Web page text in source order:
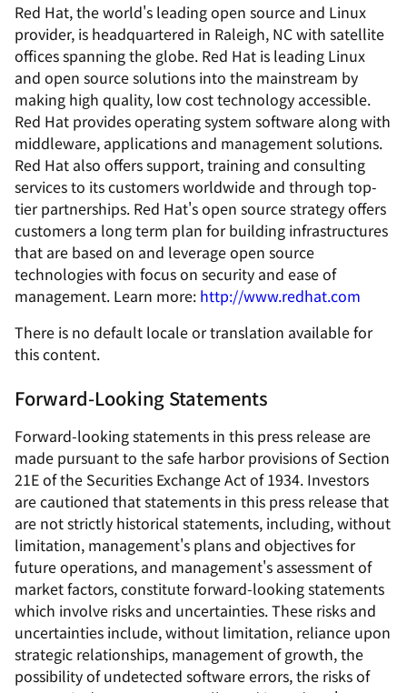
Red Hat, the world's leading open source and Linux
provider, is headquartered in Raleigh, NC with satellite
offices spanning the globe. Red Hat is leading Linux
and open source solutions into the mainstream by
making high quality, low cost technology accessible.
Red Hat provides operating system software along with
middleware, applications and management solutions.
Red Hat also offers support, training and consulting
services to its customers worldwide and through top-
tier partnerships. Red Hat's open source strategy offers
customers a long term plan for building infrastructures
that are based on and leverage open source
technologies with focus on security and ease of
management. Learn more: http://www.redhat.com
There is no default locale or translation available for
this content.
Forward-Looking Statements
Forward-looking statements in this press release are
made pursuant to the safe harbor provisions of Section
21E of the Securities Exchange Act of 1934. Investors
are cautioned that statements in this press release that
are not strictly historical statements, including, without
limitation, management's plans and objectives for
future operations, and management's assessment of
market factors, constitute forward-looking statements
which involve risks and uncertainties. These risks and
uncertainties include, without limitation, reliance upon
strategic relationships, management of growth, the
possibility of undetected software errors, the risks of